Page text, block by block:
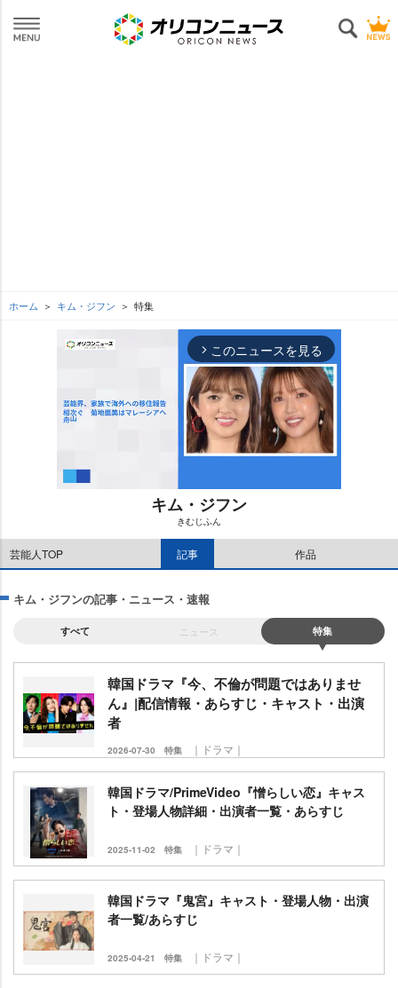
ホーム キム・ジフン 特集
arrow_forward_ios このニュースを見る
M
t
キム・ジフン
きむじふん
芸能人TOP 記事 作品
キム・ジフンの記事・ニュース・速報
すべて ニュース 特集
韓国ドラマ『今、不倫が問題ではありませ
ん』|配信情報・あらすじ・キャスト・出演
者
2026-07-30 特集 ｜ドラマ｜
韓国ドラマ/PrimeVideo『憎らしい恋』キャス
ト・登場人物詳細・出演者一覧・あらすじ
2025-11-02 特集 ｜ドラマ｜
韓国ドラマ『鬼宮』キャスト・登場人物・出演
者一覧/あらすじ
2025-04-21 特集 ｜ドラマ｜